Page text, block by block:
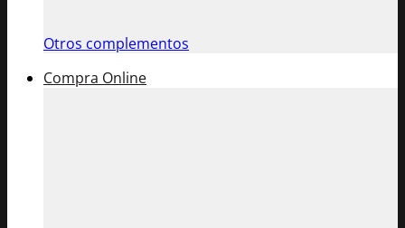
Otros complementos
Compra Online